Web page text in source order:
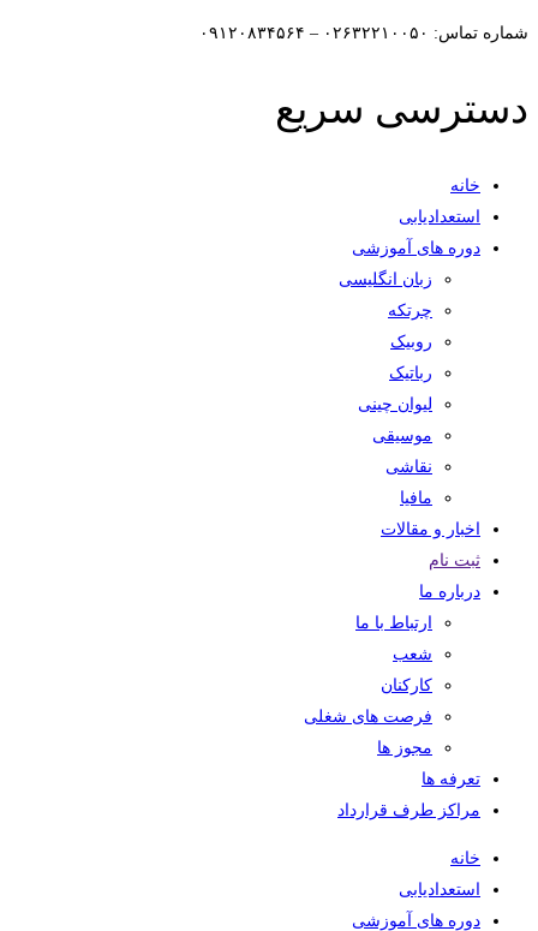
شماره تماس: ۰۲۶۳۲۲۱۰۰۵۰ – ۰۹۱۲۰۸۳۴۵۶۴
دسترسی سریع
خانه
استعدادیابی
دوره های آموزشی
زبان انگلیسی
چرتکه
روبیک
رباتیک
لیوان چینی
موسیقی
نقاشی
مافیا
اخبار و مقالات
ثبت نام
درباره ما
ارتباط با ما
شعب
کارکنان
فرصت های شغلی
مجوز ها
تعرفه ها
مراکز طرف قرارداد
خانه
استعدادیابی
دوره های آموزشی